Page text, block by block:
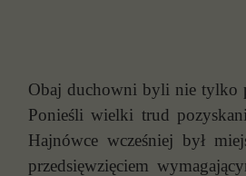
Obaj duchowni byli nie tylko
Ponieśli wielki trud
Hajnówce wcześniej był
przedsięwzięciem